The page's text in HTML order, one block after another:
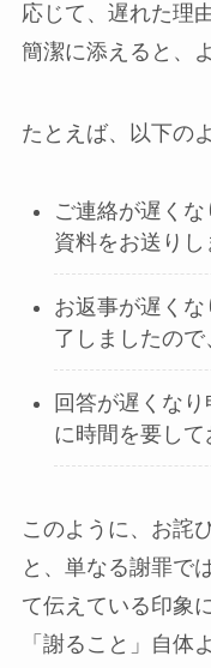
応じて、遅れた理
簡潔に添えると、
たとえば、以下の
ご連絡が遅く
資料をお送りし
お返事が遅く
了しましたので
回答が遅くな
に時間を要して
このように、お詫
と、単なる謝罪で
て伝えている印象
「謝ること」自体